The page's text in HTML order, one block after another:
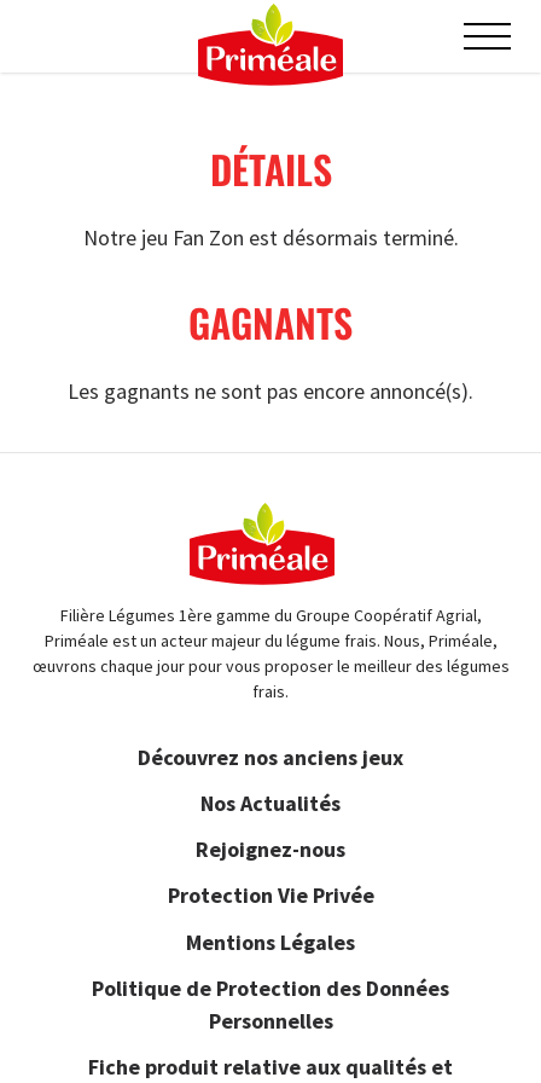
DÉTAILS
Notre jeu Fan Zon est désormais terminé.
GAGNANTS
Les gagnants ne sont pas encore annoncé(s).
Filière Légumes 1ère gamme du Groupe Coopératif Agrial,
Priméale est un acteur majeur du légume frais. Nous, Priméale,
œuvrons chaque jour pour vous proposer le meilleur des légumes
frais.
Découvrez nos anciens jeux
Nos Actualités
Rejoignez-nous
Protection Vie Privée
Mentions Légales
Politique de Protection des Données
Personnelles
Fiche produit relative aux qualités et